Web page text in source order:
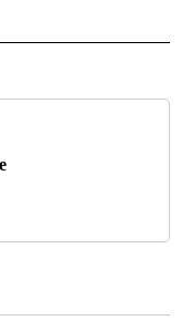
NOTIFICATIONS ABOUT